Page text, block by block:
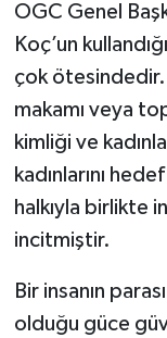
OGC Genel
Koç’un
çok ötesindedir.
makamı veya
kimliği ve
kadınlarını
halkıyla birlikte
incitmiştir.
Bir insanın
olduğu güce